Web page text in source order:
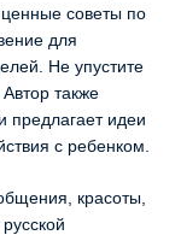
советы по
для
Не упустите
также
предлагает идеи
с ребенком.
красоты,